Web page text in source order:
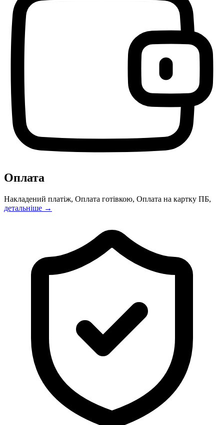
Оплата
Накладений платіж, Оплата готівкою, Оплата на картку ПБ,
детальніше →